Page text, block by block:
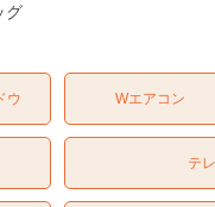
グ
ウ Wエアコン
テ